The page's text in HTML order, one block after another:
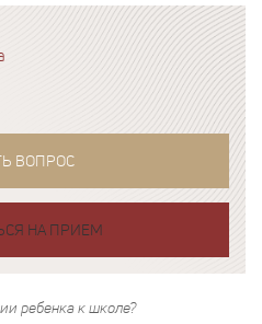
ВОПРОС
НА ПРИЕМ
ребенка к школе?